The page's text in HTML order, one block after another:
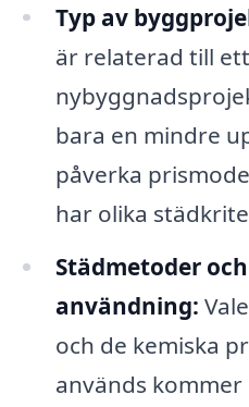
Typ av
är relaterad till ett
bara en mindre
påverka
har olika
Städmetoder
användning:
och de kemiska
används